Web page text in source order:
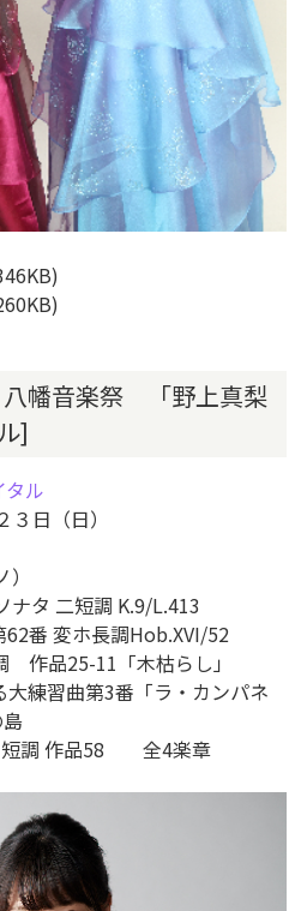
音楽祭 「野上真梨
]
ル
日（日）
ナタ 二短調 K.9/L.413
番 変ホ長調Hob.XVI/52
作品25-11「木枯らし」
練習曲第3番「ラ・カンパネ
短調 作品58 全4楽章